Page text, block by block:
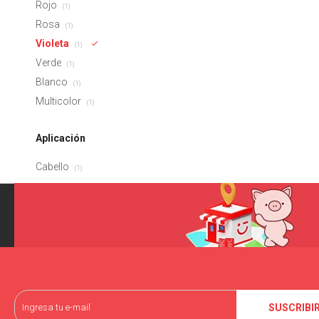
Rojo (1)
Rosa (1)
Violeta (1)
Verde (1)
Blanco (1)
Multicolor (1)
Aplicación
Cabello (1)